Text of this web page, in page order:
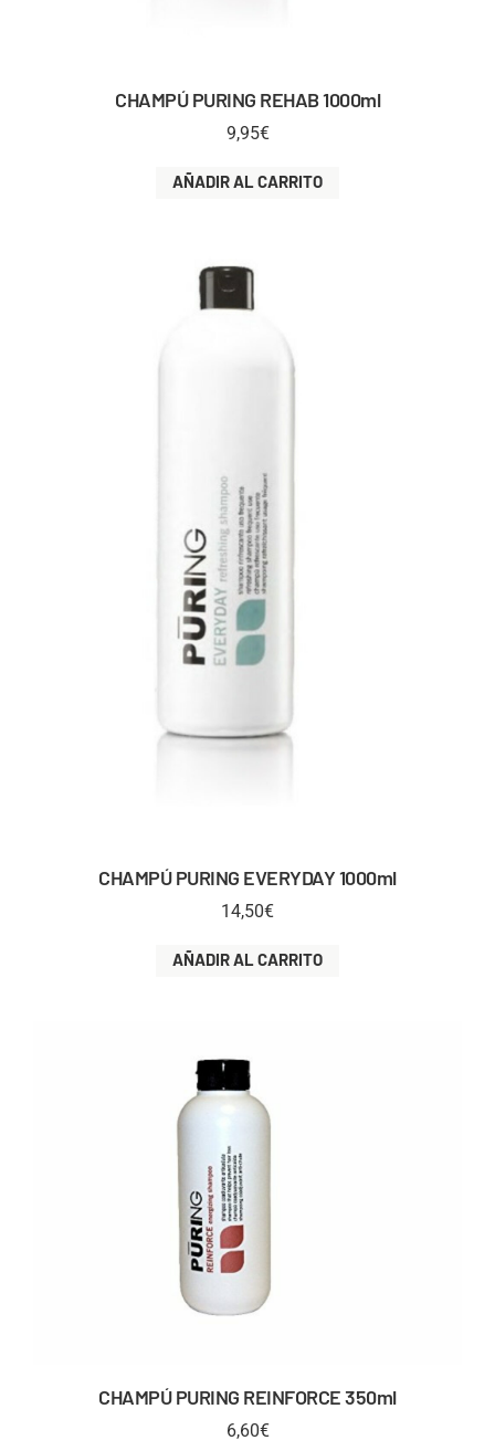
CHAMPÚ PURING REHAB 1000ml
9,95€
AÑADIR AL CARRITO
CHAMPÚ PURING EVERYDAY 1000ml
14,50€
AÑADIR AL CARRITO
CHAMPÚ PURING REINFORCE 350ml
6,60€